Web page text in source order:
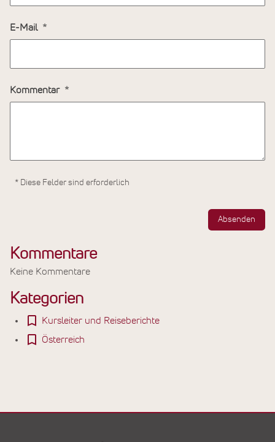
E-Mail
Kommentar
* Diese Felder sind erforderlich
Absenden
Kommentare
Keine Kommentare
Kategorien
Kursleiter und Reiseberichte
Österreich